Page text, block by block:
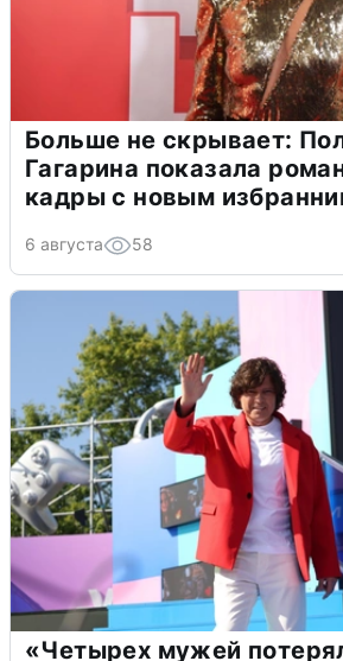
Больше не скрывает:
Гагарина показала
кадры с новым
6 августа 58
«Четырех мужей